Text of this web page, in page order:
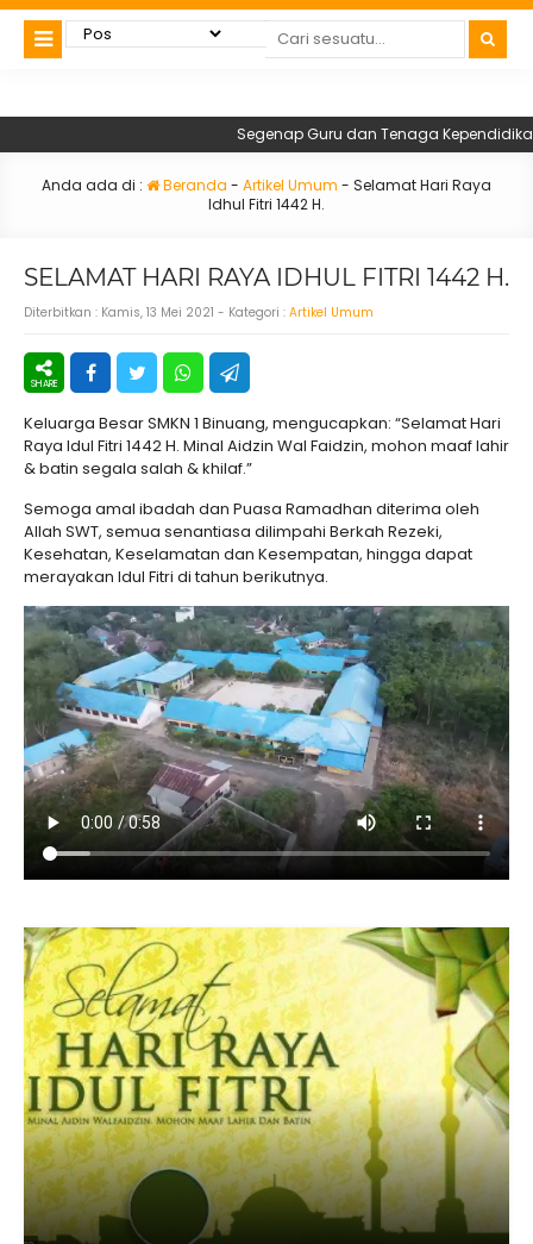
Segenap Guru dan Tenaga Kependidikan
Anda ada di : Beranda - Artikel Umum - Selamat Hari Raya
Idhul Fitri 1442 H.
SELAMAT HARI RAYA IDHUL FITRI 1442 H.
Diterbitkan : Kamis, 13 Mei 2021 - Kategori : Artikel Umum
Keluarga Besar SMKN 1 Binuang, mengucapkan: “Selamat Hari
Raya Idul Fitri 1442 H. Minal Aidzin Wal Faidzin, mohon maaf lahir
& batin segala salah & khilaf.”
Semoga amal ibadah dan Puasa Ramadhan diterima oleh
Allah SWT, semua senantiasa dilimpahi Berkah Rezeki,
Kesehatan, Keselamatan dan Kesempatan, hingga dapat
merayakan Idul Fitri di tahun berikutnya.